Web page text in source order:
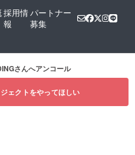
採用情
報
パートナー
募集
さんへアンコール
ェクトをやってほしい